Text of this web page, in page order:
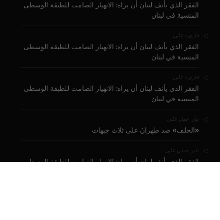
الفقر الذي يأنف لبنان أن يراه: الانهيار الصامت للطبقة الوسطى
المنسية في لبنان
قارىء على
الفقر الذي يأنف لبنان أن يراه: الانهيار الصامت للطبقة الوسطى
المنسية في لبنان
قارىء على
الفقر الذي يأنف لبنان أن يراه: الانهيار الصامت للطبقة الوسطى
المنسية في لبنان
بيار عقل على
«الحلف» ضد طهرانَ على ثلاث جبهات
نادر جبلي على
الفقر الذي يأنف لبنان أن يراه: الانهيار الصامت للطبقة الوسطى